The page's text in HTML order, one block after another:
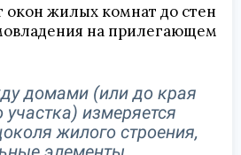
окон жилых комнат до стен
на прилегающем
домами (или до края
измеряется
жилого строения,